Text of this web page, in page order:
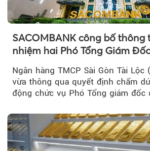
SACOMBANK công bố thông
nhiệm hai Phó Tổng Giám Đốc
Ngân hàng TMCP Sài Gòn Tài Lộc
vừa thông qua quyết định chấm
động chức vụ Phó Tổng giám đốc